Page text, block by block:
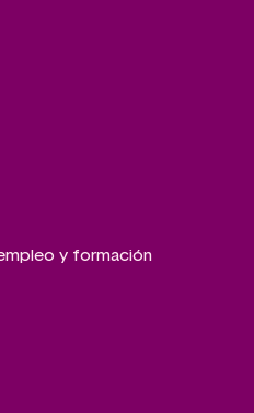
y formación